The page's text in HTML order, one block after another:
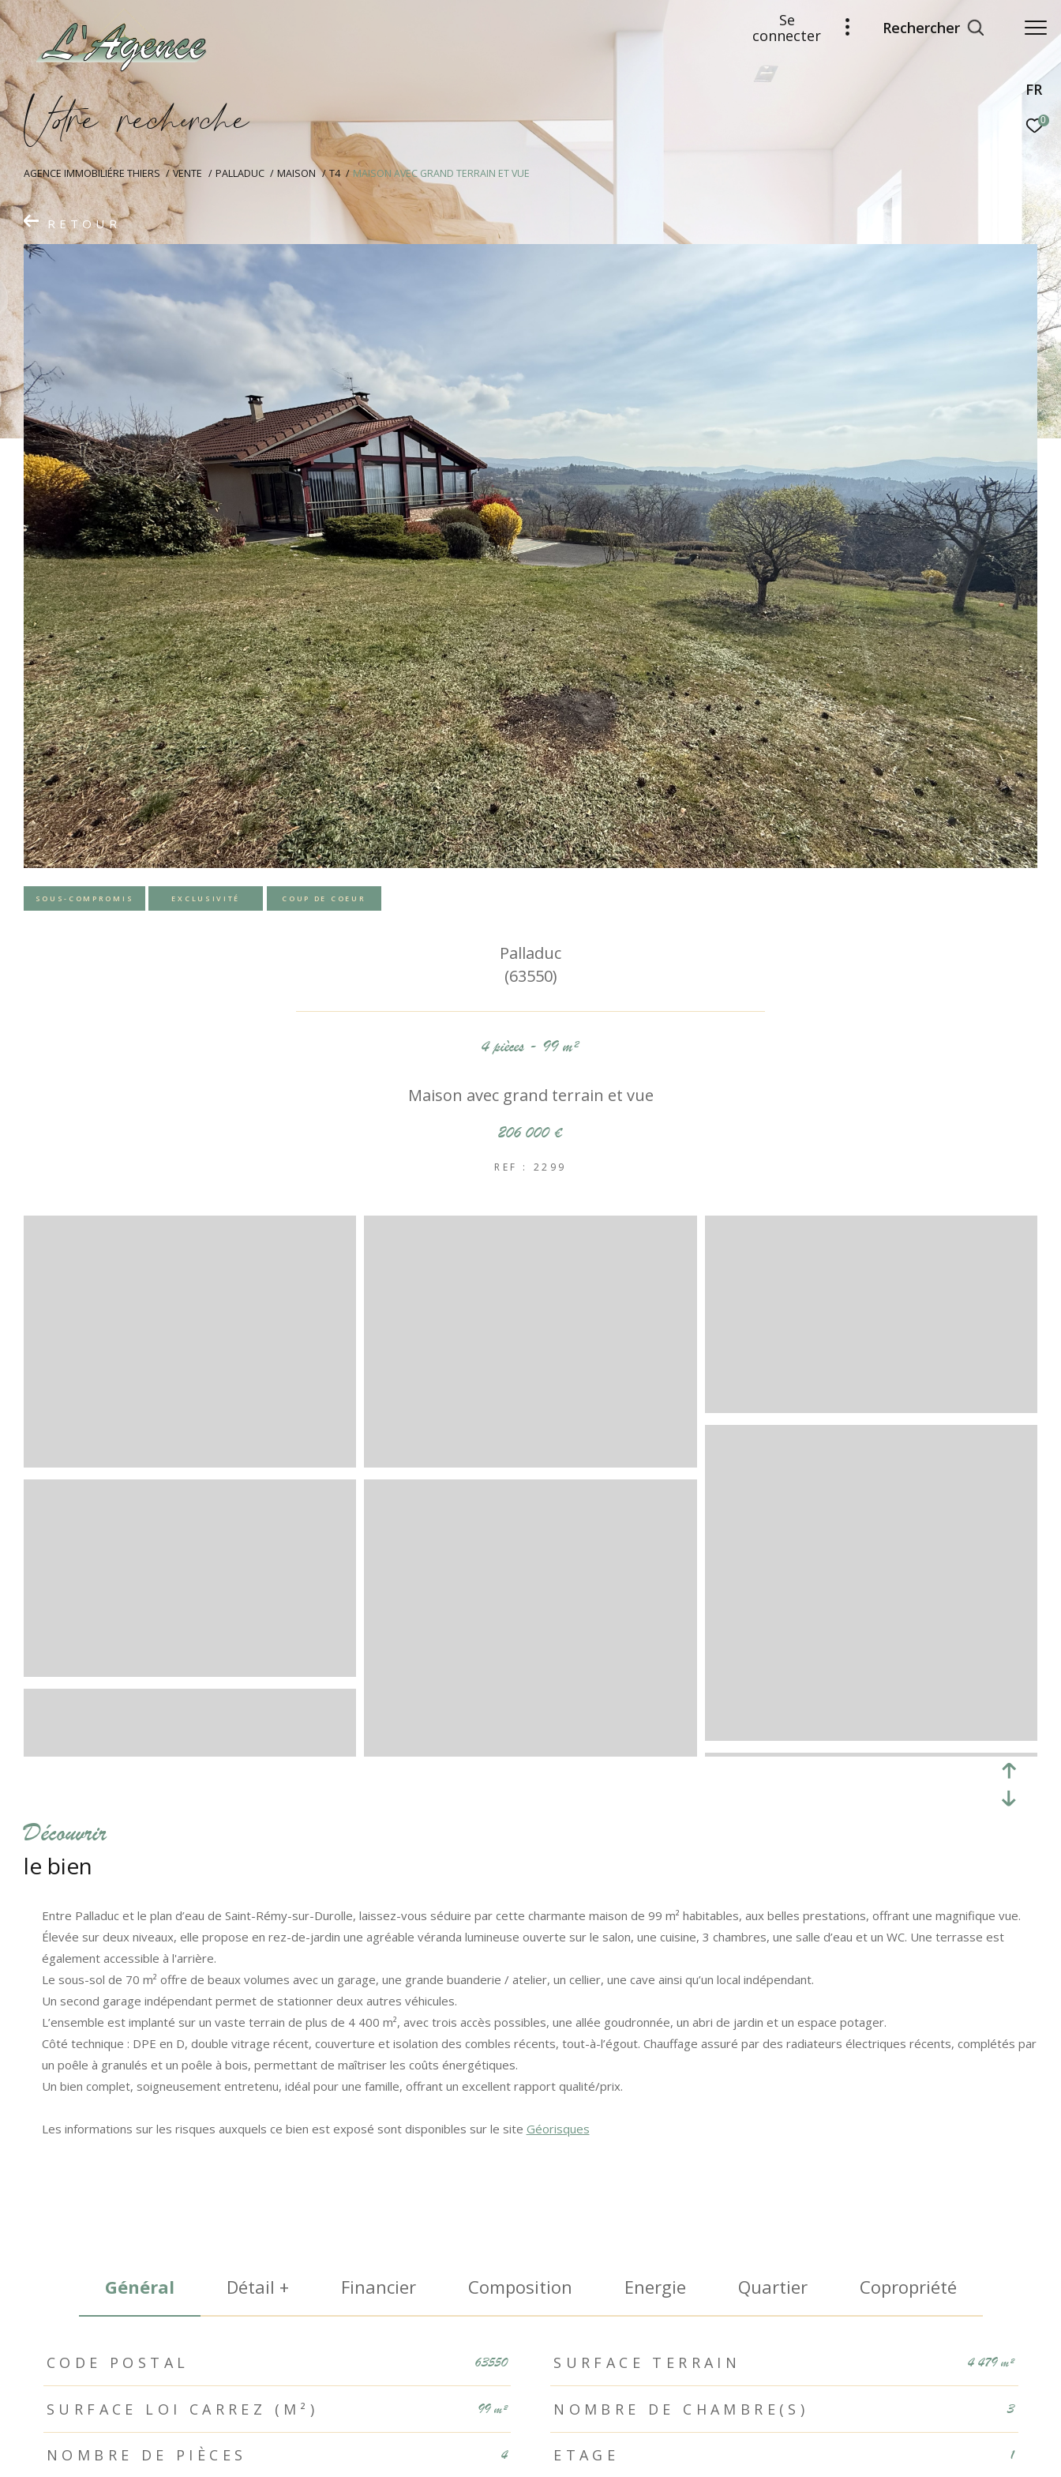
FR
0
Se
connecter
Rechercher
Vore recece
AGENCE IMMOBILIÉRE THIERS VENTE PALLADUC MAISON T4 MAISON AVEC GRAND TERRAIN ET VUE
RETOUR
SOUS-COMPROMIS EXCLUSIVITÉ COUP DE COEUR
Palladuc
(63550)
4 pièces - 99 m²
Maison avec grand terrain et vue
206 000 €
REF : 2299
découvrir
le bien
Entre Palladuc et le plan d’eau de Saint-Rémy-sur-Durolle, laissez-vous séduire par cette charmante maison de 99 m² habitables, aux belles prestations, offrant une magnifique vue.
Élevée sur deux niveaux, elle propose en rez-de-jardin une agréable véranda lumineuse ouverte sur le salon, une cuisine, 3 chambres, une salle d’eau et un WC. Une terrasse est
également accessible à l'arrière.
Le sous-sol de 70 m² offre de beaux volumes avec un garage, une grande buanderie / atelier, un cellier, une cave ainsi qu’un local indépendant.
Un second garage indépendant permet de stationner deux autres véhicules.
L’ensemble est implanté sur un vaste terrain de plus de 4 400 m², avec trois accès possibles, une allée goudronnée, un abri de jardin et un espace potager.
Côté technique : DPE en D, double vitrage récent, couverture et isolation des combles récents, tout-à-l’égout. Chauffage assuré par des radiateurs électriques récents, complétés par
un poêle à granulés et un poêle à bois, permettant de maîtriser les coûts énergétiques.
Un bien complet, soigneusement entretenu, idéal pour une famille, offrant un excellent rapport qualité/prix.
Les informations sur les risques auxquels ce bien est exposé sont disponibles sur le site Géorisques
Général Détail + Financier Composition Energie Quartier Copropriété
TRAD_ZEPHYR_Caracteristique
CODE POSTAL 63550 SURFACE TERRAIN 4 479 m²
SURFACE LOI CARREZ (M²) 99 m² NOMBRE DE CHAMBRE(S) 3
NOMBRE DE PIÈCES 4 ETAGE 1